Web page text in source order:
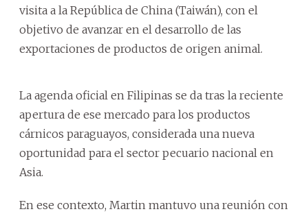
visita a la República de China (Taiwán), con el
objetivo de avanzar en el desarrollo de las
exportaciones de productos de origen animal.
La agenda oficial en Filipinas se da tras la reciente
apertura de ese mercado para los productos
cárnicos paraguayos, considerada una nueva
oportunidad para el sector pecuario nacional en
Asia.
En ese contexto, Martin mantuvo una reunión con